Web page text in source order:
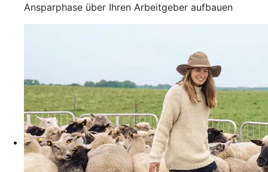
Ansparphase über Ihren Arbeitgeber aufbauen